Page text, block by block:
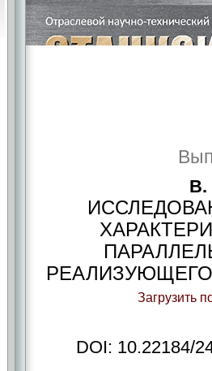
Загрузить
DOI: 10.22184/